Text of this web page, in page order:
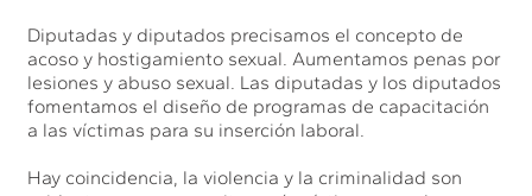
Diputadas y diputados precisamos el concepto de
acoso y hostigamiento sexual. Aumentamos penas por
lesiones y abuso sexual. Las diputadas y los diputados
fomentamos el diseño de programas de capacitación
a las víctimas para su inserción laboral.
Hay coincidencia, la violencia y la criminalidad son